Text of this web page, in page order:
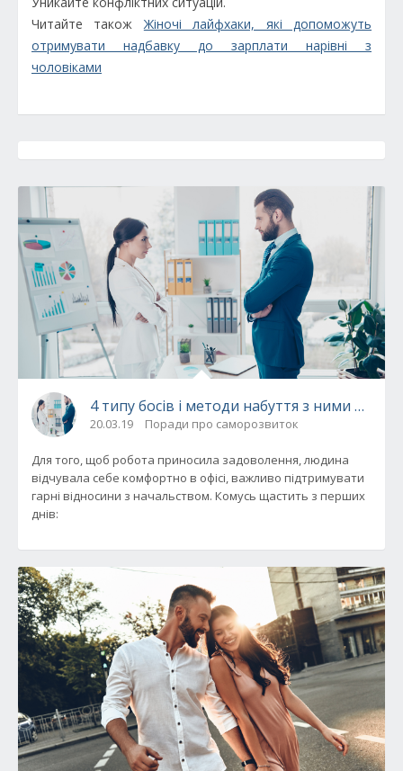
Читайте також
Жіночі лайфхаки, які допоможуть
отримувати надбавку до зарплати нарівні з
чоловіками
4 типу босів і методи набуття з ними
20.03.19 Поради про саморозвиток
Для того, щоб робота приносила задоволення, людина
відчувала себе комфортно в офісі, важливо підтримувати
гарні відносини з начальством. Комусь щастить з перших
днів: